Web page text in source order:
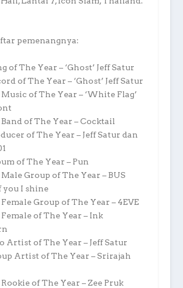
pemenangnya:
of The Year – ‘Ghost’ Jeff Satur
of The Year – ‘Ghost’ Jeff Satur
of The Year – ‘White Flag’
of The Year – Cocktail
of The Year – Jeff Satur dan
of The Year – Pun
Group of The Year – BUS
you I shine
Group of The Year – 4EVE
of The Year – Ink
Artist of The Year – Jeff Satur
Artist of The Year – Srirajah
of The Year – Zee Pruk